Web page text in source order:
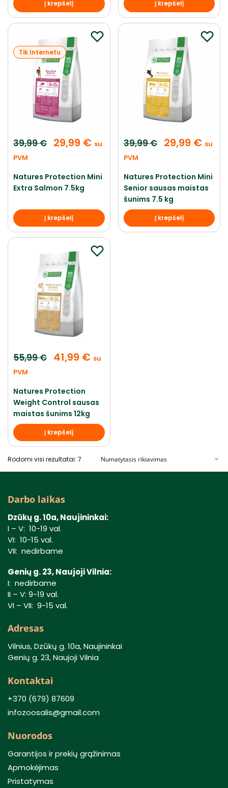
Į krepšelį Į krepšelį
39,99€ 29,99 € su
PVM
Tik Internetu
Natures Protection Mini
Extra Salmon 7.5kg
Į krepšelį
39,99€ 29,99 € su
PVM
Natures Protection Mini
Senior sausas maistas
šunims 7.5 kg
Į krepšelį
55,99€ 41,99 € su
PVM
Natures Protection
Weight Control sausas
maistas šunims 12kg
Į krepšelį
Rodomi visi rezultatai: 7
Darbo laikas
Dzūkų g. 10a, Naujininkai:
I – V: 10-19 val.
VI: 10-15 val.
VII: nedirbame
Genių g. 23, Naujoji Vilnia:
I: nedirbame
II – V: 9-19 val.
VI – VII: 9-15 val.
Adresas
Vilnius, Dzūkų g. 10a, Naujininkai
Genių g. 23, Naujoji Vilnia
Kontaktai
+370 (679) 87609
infozoosalis@gmail.com
Nuorodos
Garantijos ir prekių grąžinimas
Apmokėjimas
Pristatymas